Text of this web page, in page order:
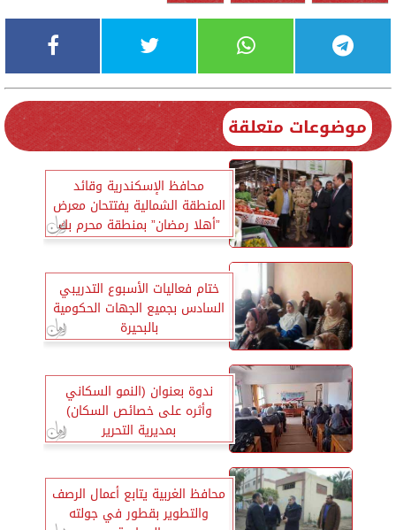
موضوعات متعلقة
محافظ الإسكندرية وقائد
المنطقة الشمالية يفتتحان معرض
”أهلا رمضان” بمنطقة محرم بك
ختام فعاليات الأسبوع التدريبي
السادس بجميع الجهات الحكومية
بالبحيرة
ندوة بعنوان (النمو السكاني
وأثره على خصائص السكان)
بمديرية التحرير
محافظ الغربية يتابع أعمال الرصف
والتطوير بقطور في جولته